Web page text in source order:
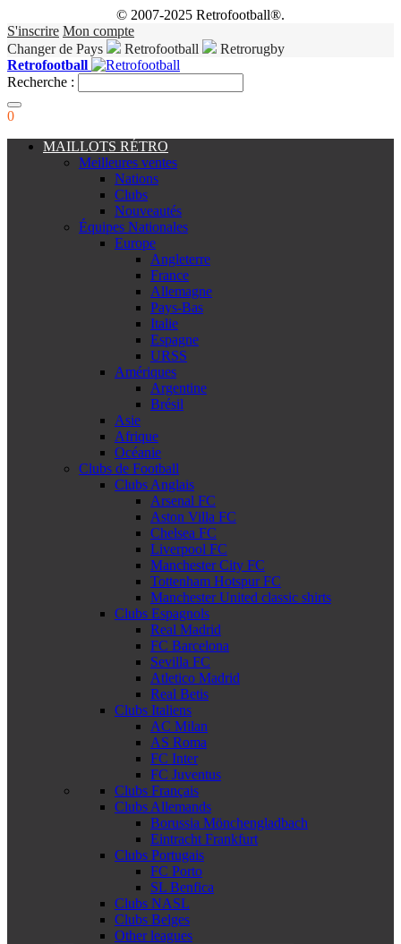
© 2007-2025 Retrofootball®.
S'inscrire Mon compte
Changer de Pays
Retrofootball
Retrorugby
Retrofootball
Recherche :
0
MAILLOTS RÉTRO
Meilleures ventes
Nations
Clubs
Nouveautés
Équipes Nationales
Europe
Angleterre
France
Allemagne
Pays-Bas
Italie
Espagne
URSS
Amériques
Argentine
Brésil
Asie
Afrique
Océanie
Clubs de Football
Clubs Anglais
Arsenal FC
Aston Villa FC
Chelsea FC
Liverpool FC
Manchester City FC
Tottenham Hotspur FC
Manchester United classic shirts
Clubs Espagnols
Real Madrid
FC Barcelona
Sevilla FC
Atletico Madrid
Real Betis
Clubs Italiens
AC Milan
AS Roma
FC Inter
FC Juventus
Clubs Français
Clubs Allemands
Borussia Mönchengladbach
Eintracht Frankfurt
Clubs Portugais
FC Porto
SL Benfica
Clubs NASL
Clubs Belges
Other leagues